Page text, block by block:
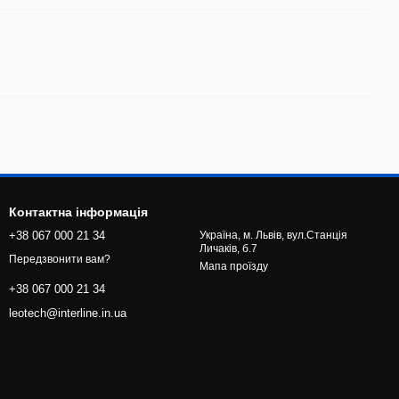
Контактна інформація
+38 067 000 21 34
Передзвонити вам?
+38 067 000 21 34
leotech@interline.in.ua
Україна, м. Львів, вул.Станція
Личаків, б.7
Мапа проїзду